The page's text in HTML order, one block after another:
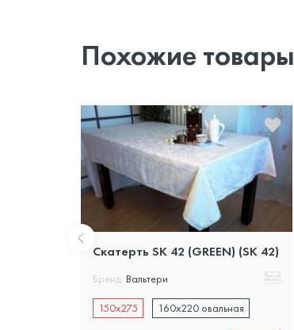
Похожие товары
Скатерть SK 42 (GREEN) (SK 42)
Бренд: Вальтери
150х275 160х220 овальная